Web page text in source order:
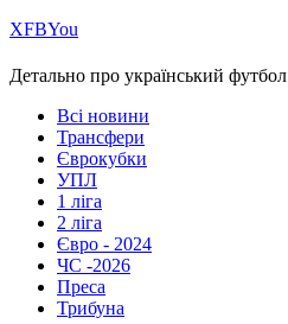
ХFBYou
Детально про український футбол
Всі новини
Трансфери
Єврокубки
УПЛ
1 ліга
2 ліга
Євро - 2024
ЧС -2026
Преса
Трибуна